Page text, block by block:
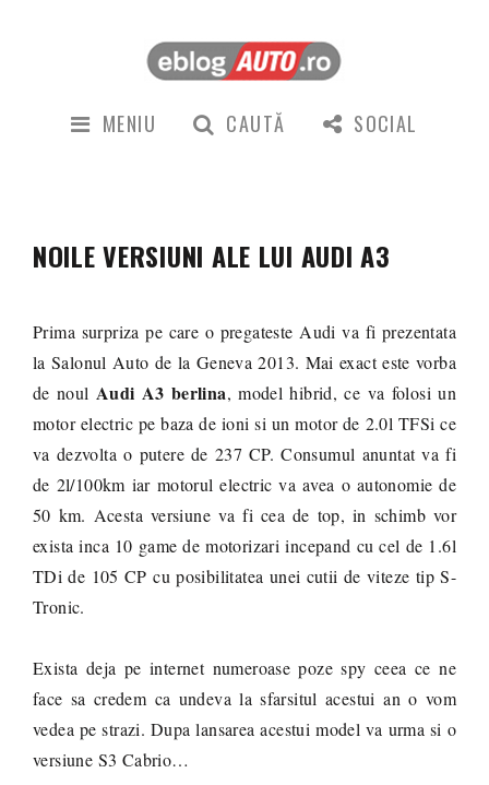
MENIU CAUTĂ SOCIAL
NOILE VERSIUNI ALE LUI AUDI A3
Prima surpriza pe care o pregateste Audi va fi prezentata
la Salonul Auto de la Geneva 2013. Mai exact este vorba
de noul Audi A3 berlina, model hibrid, ce va folosi un
motor electric pe baza de ioni si un motor de 2.0l TFSi ce
va dezvolta o putere de 237 CP. Consumul anuntat va fi
de 2l/100km iar motorul electric va avea o autonomie de
50 km. Acesta versiune va fi cea de top, in schimb vor
exista inca 10 game de motorizari incepand cu cel de 1.6l
TDi de 105 CP cu posibilitatea unei cutii de viteze tip S-
Tronic.
Exista deja pe internet numeroase poze spy ceea ce ne
face sa credem ca undeva la sfarsitul acestui an o vom
vedea pe strazi. Dupa lansarea acestui model va urma si o
versiune S3 Cabrio…